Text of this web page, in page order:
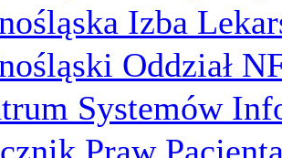
Izba
Oddział
Systemów